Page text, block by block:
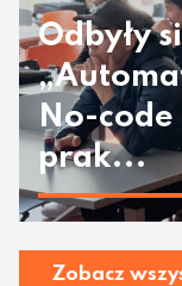
Odbyły
No-
prak...
Zobacz